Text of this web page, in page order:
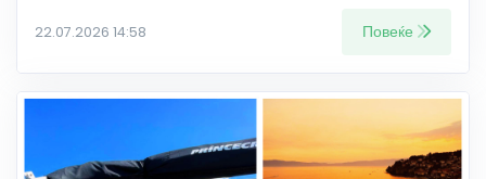
22.07.2026 14:58 Повеќе